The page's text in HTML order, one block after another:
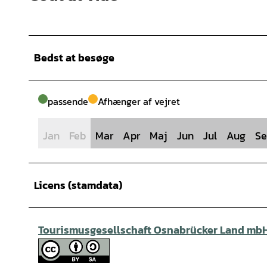
Bedst at besøge
passende Afhænger af vejret
Jan Feb Mar Apr Maj Jun Jul Aug
Licens (stamdata)
Tourismusgesellschaft Osnabrücker Land